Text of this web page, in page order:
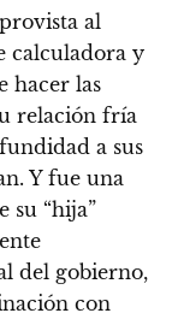
al
calculadora y
hacer las
relación fría
a sus
Y fue una
su “hija”
del gobierno,
con